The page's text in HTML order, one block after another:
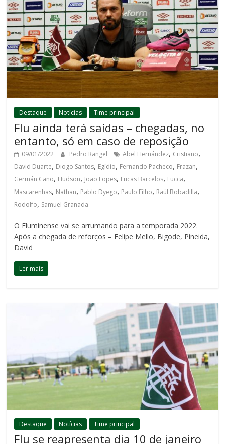
Destaque Notícias Time principal
Flu ainda terá saídas – chegadas, no
entanto, só em caso de reposição
09/01/2022 Pedro Rangel Abel Hernández, Cristiano,
David Duarte, Diogo Santos, Egídio, Fernando Pacheco, Frazan,
Germán Cano, Hudson, João Lopes, Lucas Barcelos, Lucca,
Mascarenhas, Nathan, Pablo Dyego, Paulo Filho, Raúl Bobadilla,
Rodolfo, Samuel Granada
O Fluminense vai se arrumando para a temporada 2022.
Após a chegada de reforços – Felipe Mello, Bigode, Pineida,
David
Ler mais
Destaque Notícias Time principal
Flu se reapresenta dia 10 de janeiro